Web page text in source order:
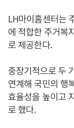
LH마이홈센터는
에 적합한 주거복
로 제공한다.
중장기적으로 두
연계해 국민의 행
효율성을 높이고
로 했다.